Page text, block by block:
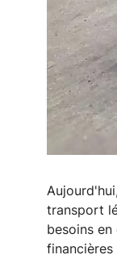
transport
besoins